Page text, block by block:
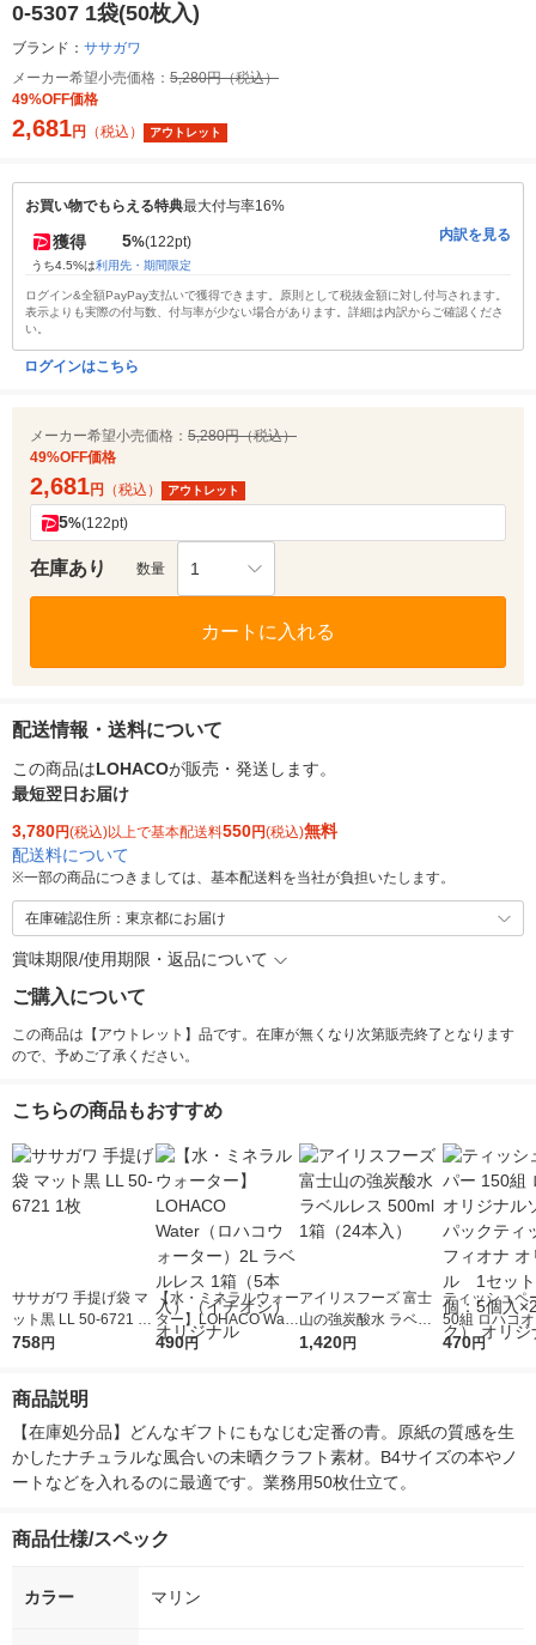
0-5307 1袋(50枚入)
ブランド： ササガワ
メーカー希望小売価格： 5,280円（税込）
49%OFF価格
2,681円 （税込） アウトレット
お買い物でもらえる特典最大付与率16%
獲得 5%(122pt)
うち4.5%は利用先・期間限定
内訳を見る
ログイン&全額PayPay支払いで獲得できます。原則として税抜金額に対し付与されます。
表示よりも実際の付与数、付与率が少ない場合があります。詳細は内訳からご確認くださ
い。
ログインはこちら
メーカー希望小売価格： 5,280円（税込）
49%OFF価格
2,681円 （税込） アウトレット
5%(122pt)
在庫あり 数量 1
カートに入れる
配送情報・送料について
この商品はLOHACOが販売・発送します。
最短翌日お届け
3,780円(税込)以上で基本配送料550円(税込)無料
配送料について
※一部の商品につきましては、基本配送料を当社が負担いたします。
在庫確認住所：東京都にお届け
賞味期限/使用期限・返品について
ご購入について
この商品は【アウトレット】品です。在庫が無くなり次第販売終了となります
ので、予めご了承ください。
こちらの商品もおすすめ
ササガワ 手提げ袋 マ
ット黒 LL 50-6721 1
枚
758円
【水・ミネラルウォー
ター】LOHACO Wate
r（ロハコウォータ
490円
アイリスフーズ 富士
山の強炭酸水 ラベル
レス 500ml 1箱（24
1,420円
ティッシュペ
50組 ロハコ
ルソフトパッ
オリジナル
470円
商品説明
【在庫処分品】どんなギフトにもなじむ定番の青。原紙の質感を生
かしたナチュラルな風合いの未晒クラフト素材。B4サイズの本やノ
ートなどを入れるのに最適です。業務用50枚仕立て。
商品仕様/スペック
カラー マリン